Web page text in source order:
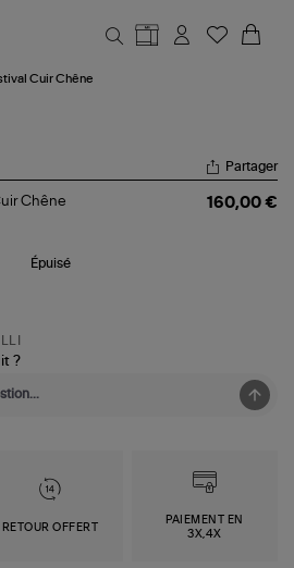
Cuir Chêne
Partager
Chêne
160,00 €
Épuisé
?
RETOUR OFFERT
PAIEMENT EN
3X,4X